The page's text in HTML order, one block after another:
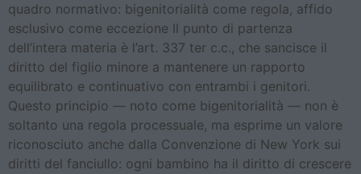
quadro normativo: bigenitorialità come regola, affido
esclusivo come eccezione Il punto di partenza
dell’intera materia è l’art. 337 ter c.c., che sancisce il
diritto del figlio minore a mantenere un rapporto
equilibrato e continuativo con entrambi i genitori.
Questo principio — noto come bigenitorialità — non è
soltanto una regola processuale, ma esprime un valore
riconosciuto anche dalla Convenzione di New York sui
diritti del fanciullo: ogni bambino ha il diritto di crescere